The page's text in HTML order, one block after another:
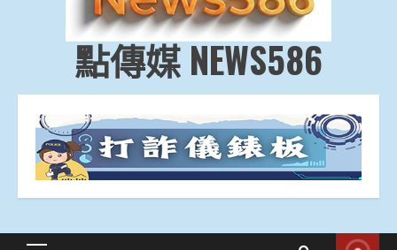
點傳媒 NEWS586